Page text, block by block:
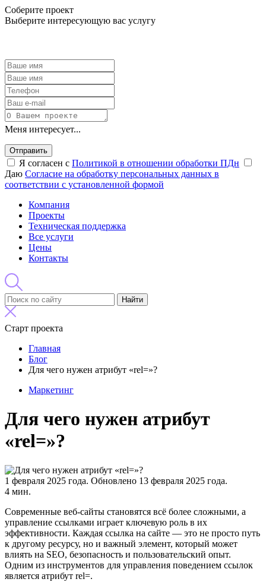
Соберите проект
Выберите интересующую вас услугу
Меня интересует...
Отправить
Я согласен с Политикой в отношении обработки ПДн
Даю Согласие на обработку персональных данных в
соответствии с установленной формой
Компания
Проекты
Техническая поддержка
Все услуги
Цены
Контакты
Найти
Старт проекта
Главная
Блог
Для чего нужен атрибут «rel=»?
Маркетинг
Для чего нужен атрибут
«rel=»?
1 февраля 2025 года. Обновлено 13 февраля 2025 года.
4 мин.
Современные веб-сайты становятся всё более сложными, а
управление ссылками играет ключевую роль в их
эффективности. Каждая ссылка на сайте — это не просто путь
к другому ресурсу, но и важный элемент, который может
влиять на SEO, безопасность и пользовательский опыт.
Одним из инструментов для управления поведением ссылок
является атрибут rel=.